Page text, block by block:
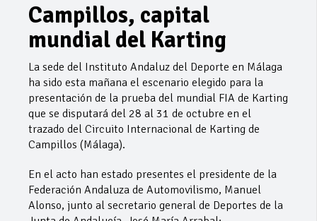
Campillos, capital
mundial del Karting
La sede del Instituto Andaluz del Deporte en Málaga
ha sido esta mañana el escenario elegido para la
presentación de la prueba del mundial FIA de Karting
que se disputará del 28 al 31 de octubre en el
trazado del Circuito Internacional de Karting de
Campillos (Málaga).
En el acto han estado presentes el presidente de la
Federación Andaluza de Automovilismo, Manuel
Alonso, junto al secretario general de Deportes de la